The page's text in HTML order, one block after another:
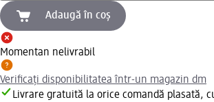
Adaugă în coș
Momentan nelivrabil
Verificați disponibilitatea într-un magazin dm
Livrare gratuită la orice comandă plasată,